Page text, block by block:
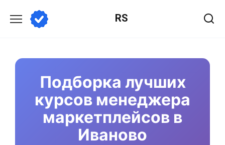
содержанию
RS
Подборка лучших
курсов менеджера
маркетплейсов в
Иваново